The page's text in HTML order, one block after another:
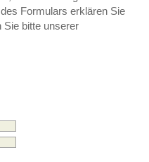
Formulars erklären Sie
Sie bitte unserer